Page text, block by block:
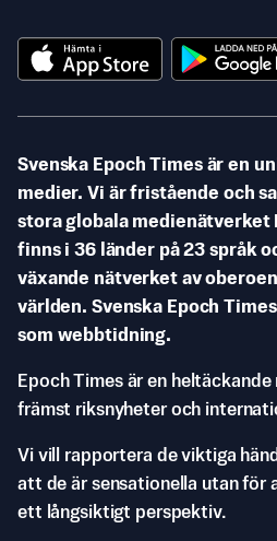
Svenska Epoch Times är en
medier. Vi är fristående och
stora globala medienätverket
finns i 36 länder på 23 språk
växande nätverket av
världen. Svenska Epoch
som webbtidning.
Epoch Times är en
främst riksnyheter och
Vi vill rapportera de viktiga
att de är sensationella utan för
ett långsiktigt perspektiv.